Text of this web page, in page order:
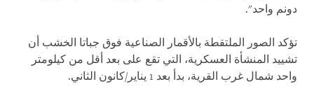
دونم واحد".
تؤكد الصور الملتقطة بالأقمار الصناعية فوق جباتا الخشب أن
تشييد المنشأة العسكرية، التي تقع على بعد أقل من كيلومتر
واحد شمال غرب القرية، بدأ بعد 1 يناير/كانون الثاني.